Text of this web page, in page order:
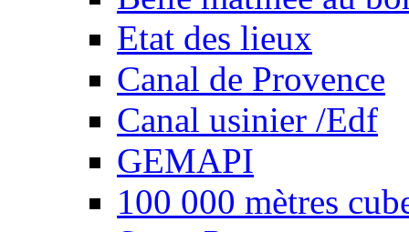
Etat des lieux
Canal de Provence
Canal usinier /Edf
GEMAPI
100 000 mètres